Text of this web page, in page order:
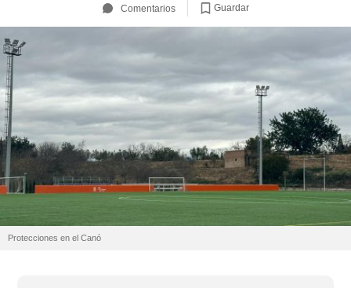
Comentarios Guardar
Protecciones en el Canó